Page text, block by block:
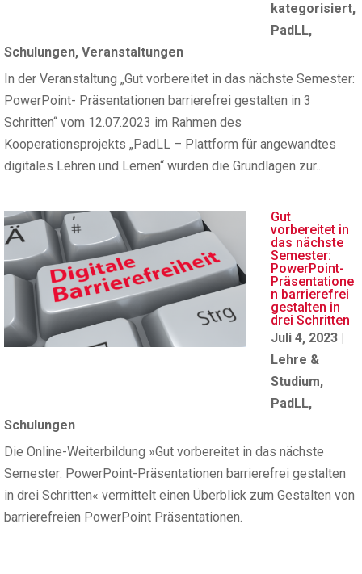
kategorisiert,
PadLL,
Schulungen, Veranstaltungen
In der Veranstaltung „Gut vorbereitet in das nächste Semester:
PowerPoint- Präsentationen barrierefrei gestalten in 3
Schritten“ vom 12.07.2023 im Rahmen des
Kooperationsprojekts „PadLL – Plattform für angewandtes
digitales Lehren und Lernen“ wurden die Grundlagen zur...
Gut
vorbereitet in
das nächste
Semester:
PowerPoint-
Präsentatione
n barrierefrei
gestalten in
drei Schritten
Juli 4, 2023 |
Lehre &
Studium,
PadLL,
Schulungen
Die Online-Weiterbildung »Gut vorbereitet in das nächste
Semester: PowerPoint-Präsentationen barrierefrei gestalten
in drei Schritten« vermittelt einen Überblick zum Gestalten von
barrierefreien PowerPoint Präsentationen.